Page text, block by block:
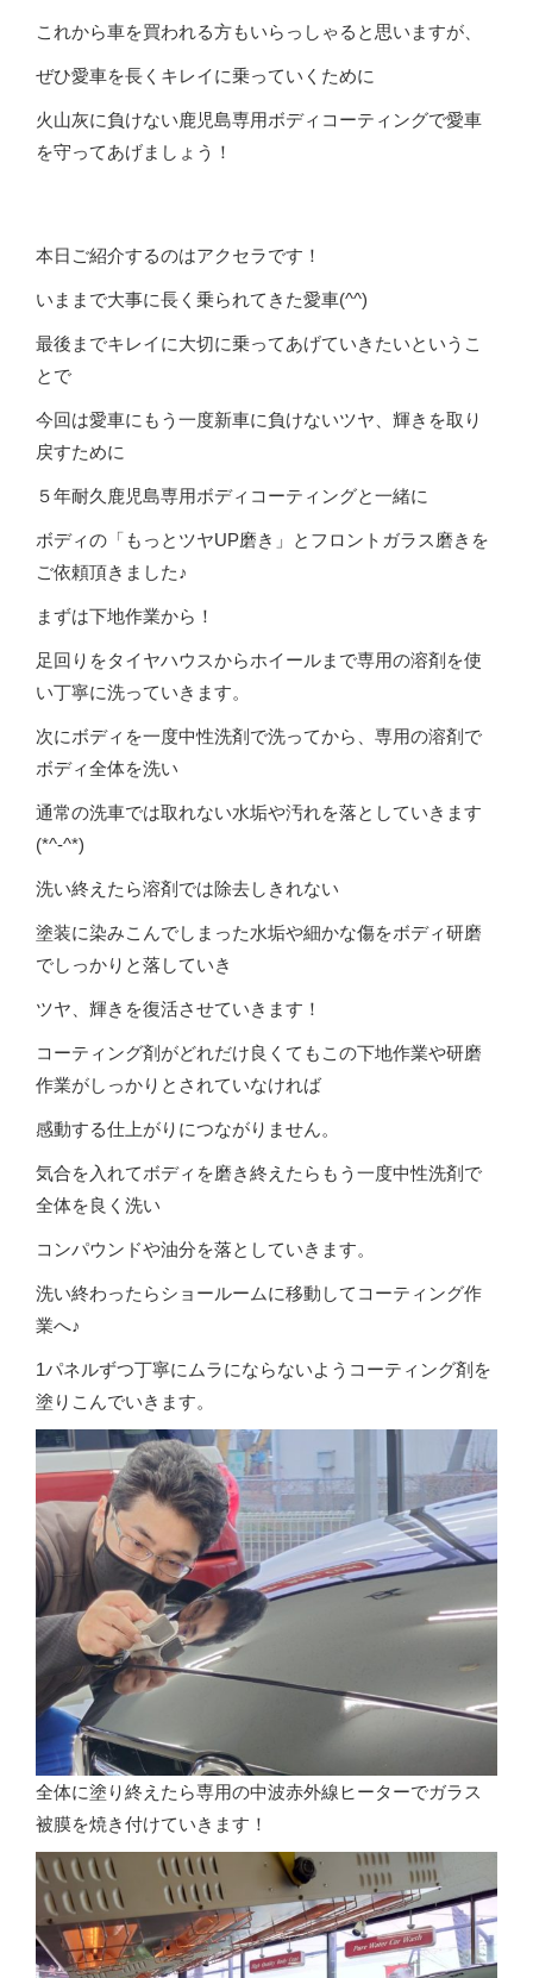
これから車を買われる方もいらっしゃると思いますが、
ぜひ愛車を長くキレイに乗っていくために
火山灰に負けない鹿児島専用ボディコーティングで愛車
を守ってあげましょう！
本日ご紹介するのはアクセラです！
いままで大事に長く乗られてきた愛車(^^)
最後までキレイに大切に乗ってあげていきたいというこ
とで
今回は愛車にもう一度新車に負けないツヤ、輝きを取り
戻すために
５年耐久鹿児島専用ボディコーティングと一緒に
ボディの「もっとツヤUP磨き」とフロントガラス磨きを
ご依頼頂きました♪
まずは下地作業から！
足回りをタイヤハウスからホイールまで専用の溶剤を使
い丁寧に洗っていきます。
次にボディを一度中性洗剤で洗ってから、専用の溶剤で
ボディ全体を洗い
通常の洗車では取れない水垢や汚れを落としていきます
(*^-^*)
洗い終えたら溶剤では除去しきれない
塗装に染みこんでしまった水垢や細かな傷をボディ研磨
でしっかりと落していき
ツヤ、輝きを復活させていきます！
コーティング剤がどれだけ良くてもこの下地作業や研磨
作業がしっかりとされていなければ
感動する仕上がりにつながりません。
気合を入れてボディを磨き終えたらもう一度中性洗剤で
全体を良く洗い
コンパウンドや油分を落としていきます。
洗い終わったらショールームに移動してコーティング作
業へ♪
1パネルずつ丁寧にムラにならないようコーティング剤を
塗りこんでいきます。
全体に塗り終えたら専用の中波赤外線ヒーターでガラス
被膜を焼き付けていきます！